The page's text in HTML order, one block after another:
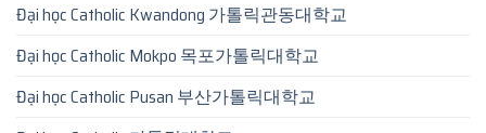
Đại học Catholic Kwandong 가톨릭관동대학교
Đại học Catholic Mokpo 목포가톨릭대학교
Đại học Catholic Pusan 부산가톨릭대학교